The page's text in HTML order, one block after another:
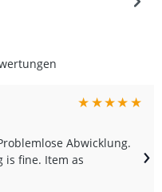
★★★★★
Abwicklung.
is fine. Item as
›